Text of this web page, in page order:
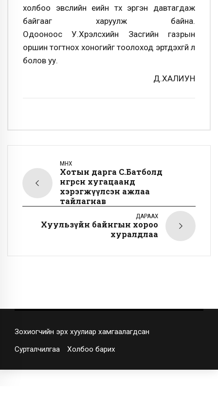
холбоо эвслийн үеийн түүх эргэн давтагдаж
байгааг харуулж байна.
Одооноос У.Хүрэлсүхийн Засгийн газрын
оршин тогтнох хоногийг тоолоход эртдэхгүй л
болов уу.
Д.ХАЛИУН
ӨМНӨХ
Хотын дарга С.Батболд
өнгөрсөн хугацаанд
хэрэгжүүлсэн ажлаа
тайлагнав
ДАРААХ
Хуульзүйн байнгын хороо
хуралдлаа
Зохиогчийн эрх хуулиар хамгаалагдсан
Сурталчилгаа Холбоо барих